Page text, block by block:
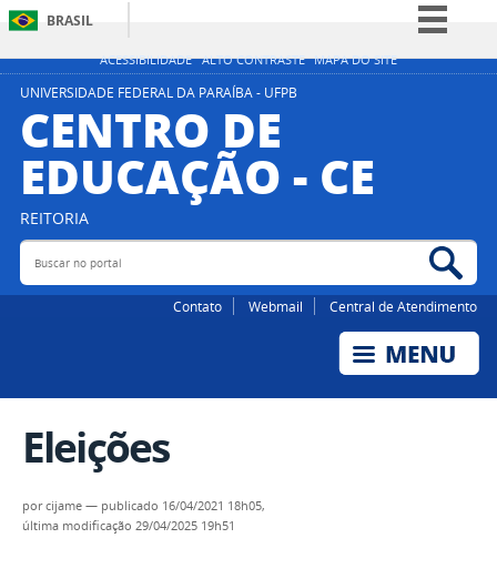
ACESSIBILIDADE ALTO CONTRASTE MAPA DO SITE
BRASIL
Simplifique!
Acesso à informação
Legislação
UNIVERSIDADE FEDERAL DA PARAÍBA - UFPB
CENTRO DE
EDUCAÇÃO - CE
REITORIA
Buscar no portal
Contato Webmail Central de Atendimento
Eleições
porcijame — publicado 16/04/2021 18h05,
última modificação 29/04/2025 19h51